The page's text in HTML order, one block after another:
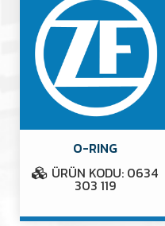
O-RING
ÜRÜN KODU: 0634
303 119